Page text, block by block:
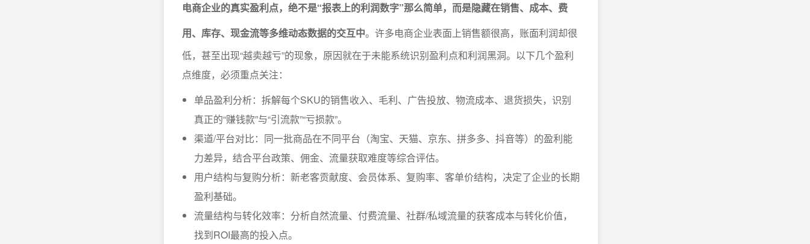
电商企业的真实盈利点，绝不是“报表上的利润数字”那么简单，而是隐藏在销售、成本、费
用、库存、现金流等多维动态数据的交互中。许多电商企业表面上销售额很高，账面利润却很
低，甚至出现“越卖越亏”的现象，原因就在于未能系统识别盈利点和利润黑洞。以下几个盈利
点维度，必须重点关注：
单品盈利分析：拆解每个SKU的销售收入、毛利、广告投放、物流成本、退货损失，识别
真正的“赚钱款”与“引流款”“亏损款”。
渠道/平台对比：同一批商品在不同平台（淘宝、天猫、京东、拼多多、抖音等）的盈利能
力差异，结合平台政策、佣金、流量获取难度等综合评估。
用户结构与复购分析：新老客贡献度、会员体系、复购率、客单价结构，决定了企业的长期
盈利基础。
流量结构与转化效率：分析自然流量、付费流量、社群/私域流量的获客成本与转化价值，
找到ROI最高的投入点。